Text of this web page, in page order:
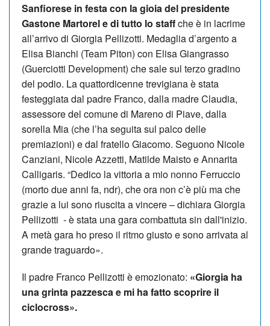
Sanfiorese in festa con la gioia del presidente
Gastone Martorel e di tutto lo staffche è in lacrime
all’arrivo di Giorgia Pellizotti. Medaglia d’argento a
Elisa Bianchi (Team Piton) con Elisa Giangrasso
(Guerciotti Development) che sale sul terzo gradino
del podio. La quattordicenne trevigiana è stata
festeggiata dal padre Franco, dalla madre Claudia,
assessore del comune di Mareno di Piave, dalla
sorella Mia (che l’ha seguita sul palco delle
premiazioni) e dal fratello Giacomo. Seguono Nicole
Canziani, Nicole Azzetti, Matilde Maisto e Annarita
Calligaris. “Dedico la vittoria a mio nonno Ferruccio
(morto due anni fa, ndr), che ora non c’è più ma che
grazie a lui sono riuscita a vincere – dichiara Giorgia
Pellizotti - è stata una gara combattuta sin dall'inizio.
A metà gara ho preso il ritmo giusto e sono arrivata al
grande traguardo».
Il padre Franco Pellizotti è emozionato: «Giorgia ha
una grinta pazzesca e mi ha fatto scoprire il
ciclocross».